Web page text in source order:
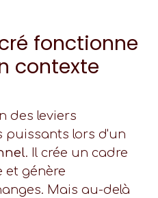
fonctionne
contexte
des leviers
puissants lors d'un
. Il crée un cadre
et génère
Mais au-delà